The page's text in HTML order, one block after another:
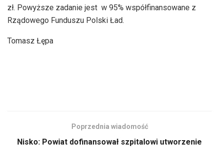
zł. Powyższe zadanie jest w 95% współfinansowane z
Rządowego Funduszu Polski Ład.
Tomasz Łępa
Poprzednia wiadomość
Nisko: Powiat dofinansował szpitalowi utworzenie